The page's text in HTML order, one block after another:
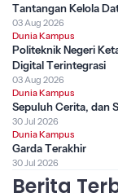
Tantangan Kelola
03 Aug 2026
Dunia Kampus
Politeknik Negeri
Digital Terintegrasi
03 Aug 2026
Dunia Kampus
Sepuluh Cerita, dan
30 Jul 2026
Dunia Kampus
Garda Terakhir
30 Jul 2026
Berita